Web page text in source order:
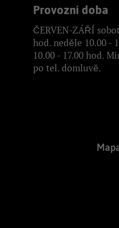
Provozní doba
ČERVEN-ZÁŘÍ
hod. neděle 10.00 -
10.00 - 17.00 hod.
po tel. domluvě.